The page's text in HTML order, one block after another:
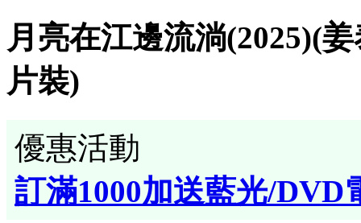
月亮在江邊流淌(2025)(
片裝)
優惠活動
訂滿1000加送藍光/DVD